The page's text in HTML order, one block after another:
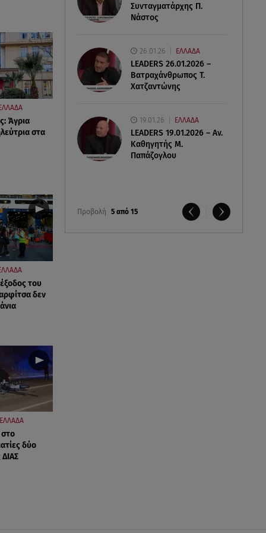
Συνταγματάρχης Π.
Νάστος
26.01.26 ΕΛΛΑΔΑ
LEADERS 26.01.2026 –
Βατραχάνθρωπος Τ.
Χατζαντώνης
19.01.26 ΕΛΛΑΔΑ
LEADERS 19.01.2026 – Αν.
Καθηγητής Μ.
Παπάζογλου
Προβολή 5 από 15
Άγρια
στα
του
δεν
ΕΛΛΑΔΑ
δύο